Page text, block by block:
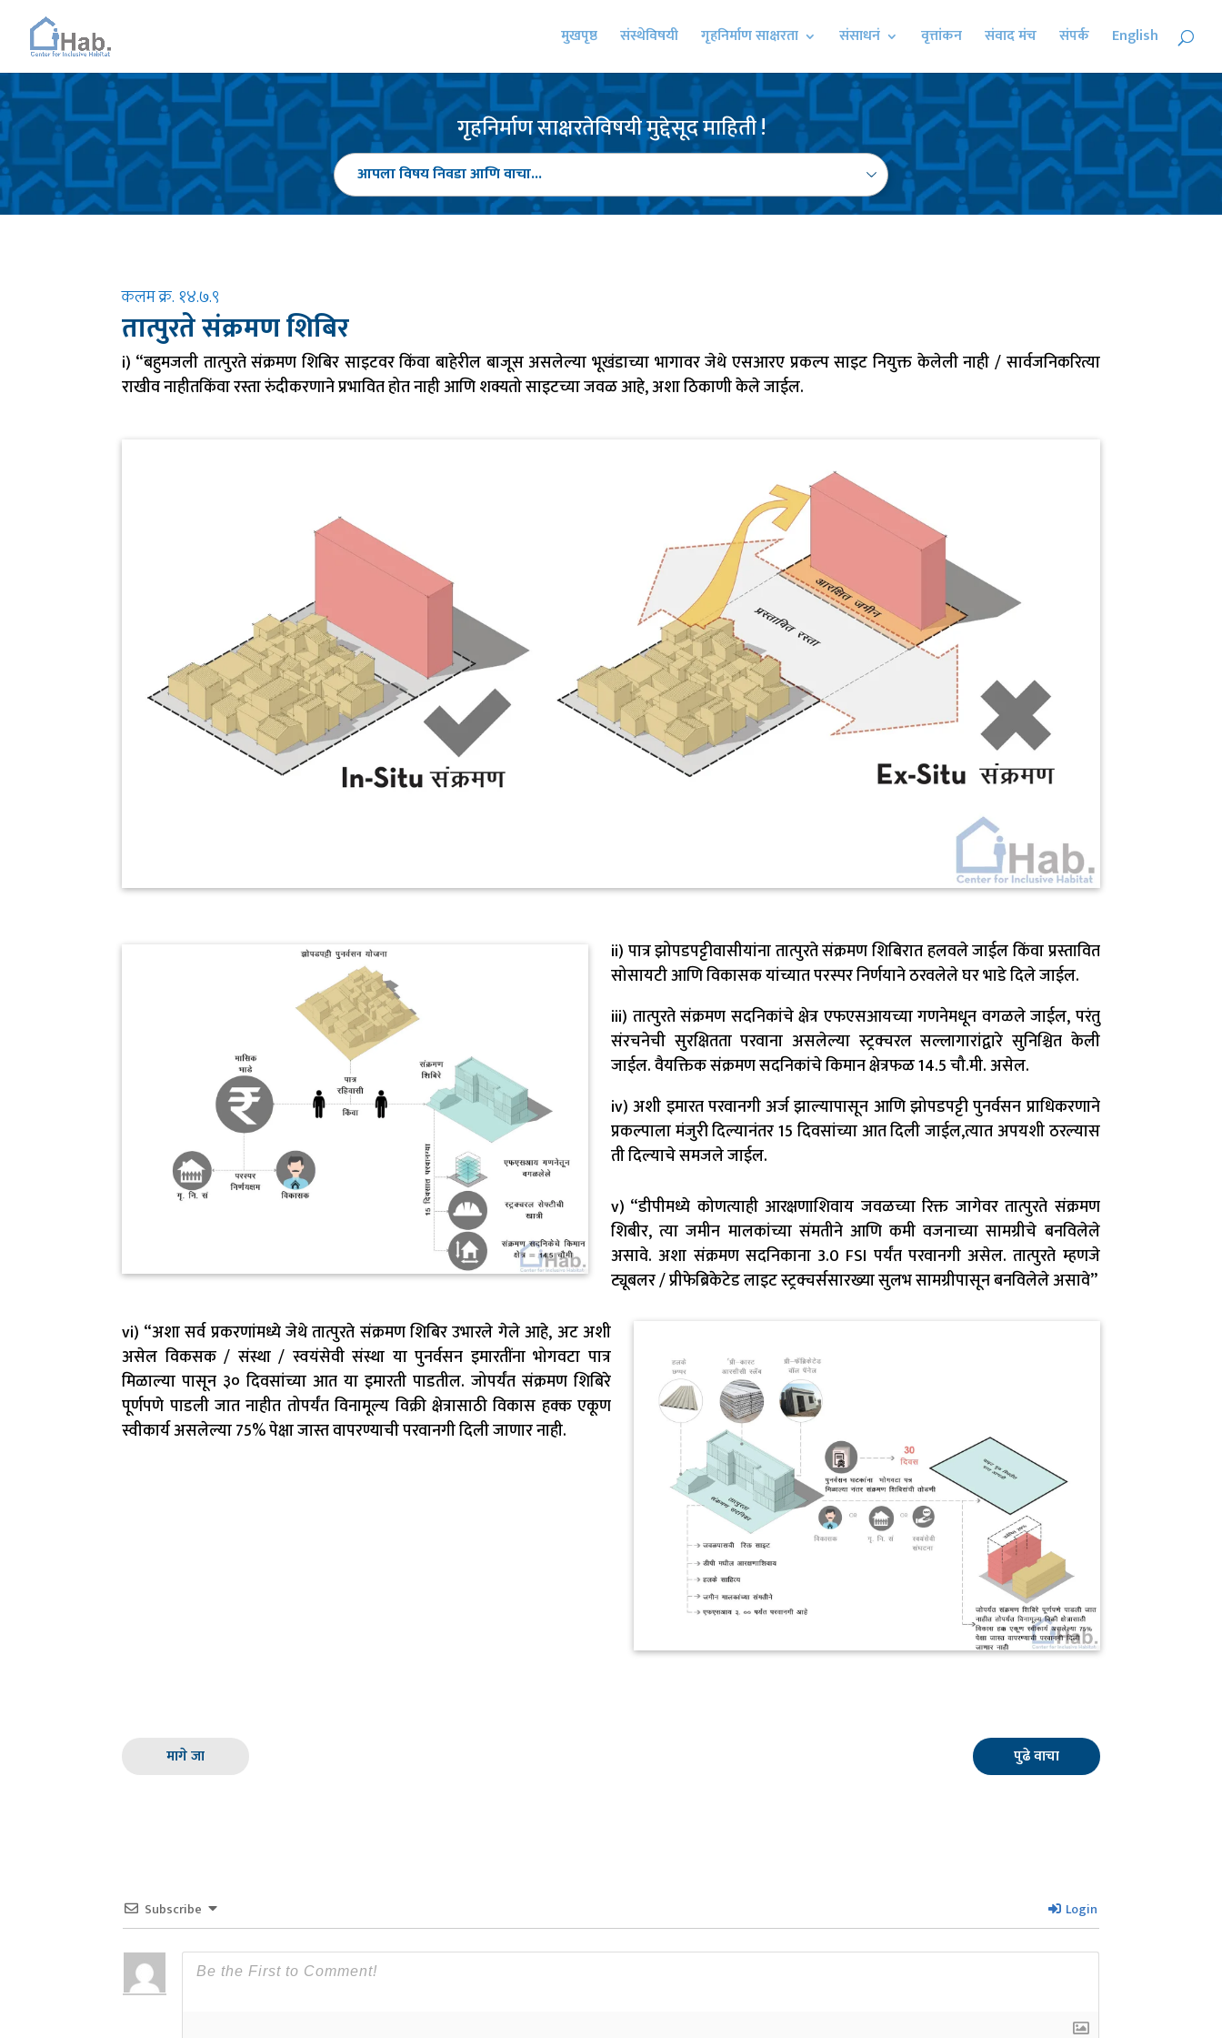
मुखपृष्ठ संस्थेविषयी गृहनिर्माण साक्षरता संसाधनं वृत्तांकन संवाद मंच संपर्क English
गृहनिर्माण साक्षरतेविषयी मुद्देसूद माहिती !
कलम क्र. १४.७.९
तात्पुरते संक्रमण शिबिर
i) “बहुमजली तात्पुरते संक्रमण शिबिर साइटवर किंवा बाहेरील बाजूस असलेल्या भूखंडाच्या भागावर जेथे एसआरए प्रकल्प साइट नियुक्त केलेली नाही / सार्वजनिकरित्या
राखीव नाहीतकिंवा रस्ता रुंदीकरणाने प्रभावित होत नाही आणि शक्यतो साइटच्या जवळ आहे, अशा ठिकाणी केले जाईल.
ii) पात्र झोपडपट्टीवासीयांना तात्पुरते संक्रमण शिबिरात हलवले जाईल किंवा प्रस्तावित
सोसायटी आणि विकासक यांच्यात परस्पर निर्णयाने ठरवलेले घर भाडे दिले जाईल.
iii) तात्पुरते संक्रमण सदनिकांचे क्षेत्र एफएसआयच्या गणनेमधून वगळले जाईल, परंतु
संरचनेची सुरक्षितता परवाना असलेल्या स्ट्रक्चरल सल्लागारांद्वारे सुनिश्चित केली
जाईल. वैयक्तिक संक्रमण सदनिकांचे किमान क्षेत्रफळ 14.5 चौ.मी. असेल.
iv) अशी इमारत परवानगी अर्ज झाल्यापासून आणि झोपडपट्टी पुनर्वसन प्राधिकरणाने
प्रकल्पाला मंजुरी दिल्यानंतर 15 दिवसांच्या आत दिली जाईल,त्यात अपयशी ठरल्यास
ती दिल्याचे समजले जाईल.
v) “डीपीमध्ये कोणत्याही आरक्षणाशिवाय जवळच्या रिक्त जागेवर तात्पुरते संक्रमण
शिबीर, त्या जमीन मालकांच्या संमतीने आणि कमी वजनाच्या सामग्रीचे बनविलेले
असावे. अशा संक्रमण सदनिकाना 3.0 FSI पर्यंत परवानगी असेल. तात्पुरते म्हणजे
ट्यूबलर / प्रीफेब्रिकेटेड लाइट स्ट्रक्चर्ससारख्या सुलभ सामग्रीपासून बनविलेले असावे”
vi) “अशा सर्व प्रकरणांमध्ये जेथे तात्पुरते संक्रमण शिबिर उभारले गेले आहे, अट अशी
असेल विकसक / संस्था / स्वयंसेवी संस्था या पुनर्वसन इमारतींना भोगवटा पात्र
मिळाल्या पासून ३० दिवसांच्या आत या इमारती पाडतील. जोपर्यंत संक्रमण शिबिरे
पूर्णपणे पाडली जात नाहीत तोपर्यंत विनामूल्य विक्री क्षेत्रासाठी विकास हक्क एकूण
स्वीकार्य असलेल्या 75% पेक्षा जास्त वापरण्याची परवानगी दिली जाणार नाही.
मागे जा पुढे वाचा
Subscribe Login